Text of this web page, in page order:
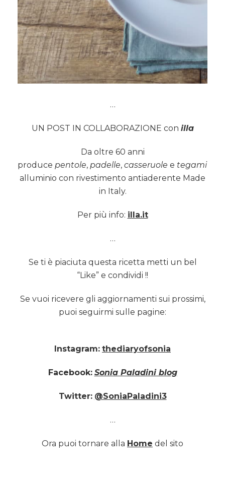
…
UN POST IN COLLABORAZIONE con illa
Da oltre 60 anni
produce pentole, padelle, casseruole e tegamiin
alluminio con rivestimento antiaderente Made
in Italy.
Per più info: illa.it
…
Se ti è piaciuta questa ricetta metti un bel
“Like” e condividi !!
Se vuoi ricevere gli aggiornamenti sui prossimi,
puoi seguirmi sulle pagine:
Instagram: thediaryofsonia
Facebook: Sonia Paladini blog
Twitter: @SoniaPaladini3
…
Ora puoi tornare alla Home del sito